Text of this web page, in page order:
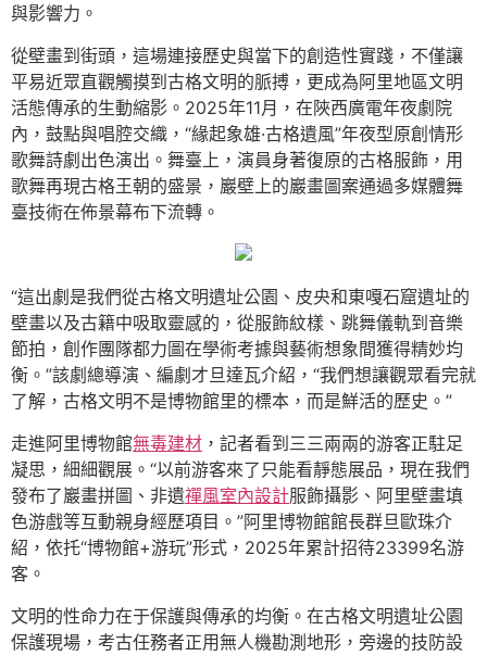
與影響力。
從壁畫到街頭，這場連接歷史與當下的創造性實踐，不僅讓
平易近眾直觀觸摸到古格文明的脈搏，更成為阿里地區文明
活態傳承的生動縮影。2025年11月，在陜西廣電年夜劇院
內，鼓點與唱腔交織，“緣起象雄·古格遺風”年夜型原創情形
歌舞詩劇出色演出。舞臺上，演員身著復原的古格服飾，用
歌舞再現古格王朝的盛景，巖壁上的巖畫圖案通過多媒體舞
臺技術在佈景幕布下流轉。
“這出劇是我們從古格文明遺址公園、皮央和東嘎石窟遺址的
壁畫以及古籍中吸取靈感的，從服飾紋樣、跳舞儀軌到音樂
節拍，創作團隊都力圖在學術考據與藝術想象間獲得精妙均
衡。”該劇總導演、編劇才旦達瓦介紹，“我們想讓觀眾看完就
了解，古格文明不是博物館里的標本，而是鮮活的歷史。”
走進阿里博物館無毒建材 ，記者看到三三兩兩的游客正駐足
凝思，細細觀展。“以前游客來了只能看靜態展品，現在我們
發布了巖畫拼圖、非遺禪風室內設計服飾攝影、阿里壁畫填
色游戲等互動親身經歷項目。”阿里博物館館長群旦歐珠介
紹，依托“博物館+游玩”形式，2025年累計招待23399名游
客。
文明的性命力在于保護與傳承的均衡。在古格文明遺址公園
保護現場，考古任務者正用無人機勘測地形，旁邊的技防設